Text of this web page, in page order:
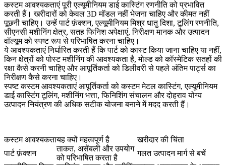
कस्टम आवश्यकताएं पूरी एल्यूमीनियम डाई कास्टिंग रणनीति को प्रभावित
करती हैं। खरीदारों को केवल 3D मॉडल नहीं भेजना चाहिए और कीमत नहीं
पूछनी चाहिए। उन्हें पार्ट फ़ंक्शन, एल्यूमीनियम मिश्र धातु दिशा, टूलिंग रणनीति,
सीएनसी मशीनिंग क्षेत्र, सतह फिनिश अपेक्षाएं, निरीक्षण मानक और उत्पादन
वॉल्यूम को स्पष्ट रूप से परिभाषित करना चाहिए।
ये आवश्यकताएं निर्धारित करती हैं कि पार्ट को कास्ट किया जाना चाहिए या नहीं,
किन क्षेत्रों को पोस्ट मशीनिंग की आवश्यकता है, मोल्ड को कॉस्मेटिक सतहों की
रक्षा कैसे करनी चाहिए और आपूर्तिकर्ता को डिलीवरी से पहले अंतिम पार्ट्स का
निरीक्षण कैसे करना चाहिए।
स्पष्ट कस्टम आवश्यकताएं आपूर्तिकर्ता कोकस्टम मेटल कास्टिंग, एल्यूमीनियम
डाई कास्टिंग टूलिंग, मशीनिंग भत्ता, फिनिशिंग संचालन और दोहराव योग्य
उत्पादन नियंत्रण की अधिक सटीक योजना बनाने में मदद करती हैं।
कस्टम आवश्यकतायह क्यों महत्वपूर्ण है
खरीदार की चिंता
पार्ट फ़ंक्शन
ताकत, असेंबली और उपयोग
को परिभाषित करता है
गलत उत्पादन मार्ग से बचें